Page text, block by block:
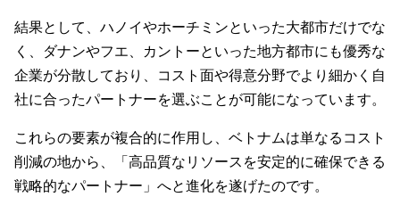
結果として、ハノイやホーチミンといった大都市だけでな
く、ダナンやフエ、カントーといった地方都市にも優秀な
企業が分散しており、コスト面や得意分野でより細かく自
社に合ったパートナーを選ぶことが可能になっています。
これらの要素が複合的に作用し、ベトナムは単なるコスト
削減の地から、「高品質なリソースを安定的に確保できる
戦略的なパートナー」へと進化を遂げたのです。